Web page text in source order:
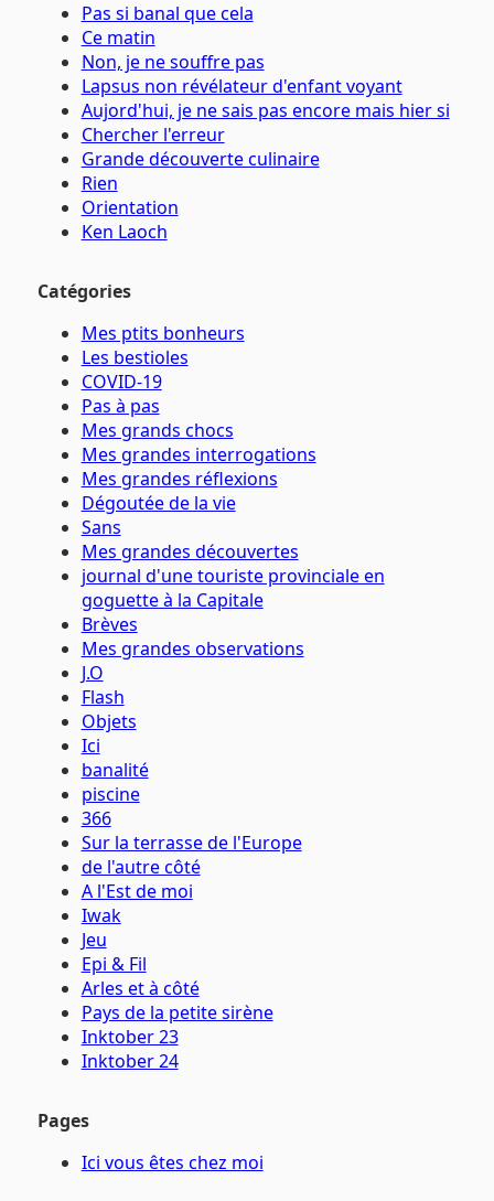
Pas si banal que cela
Ce matin
Non, je ne souffre pas
Lapsus non révélateur d'enfant voyant
Aujord'hui, je ne sais pas encore mais hier si
Chercher l'erreur
Grande découverte culinaire
Rien
Orientation
Ken Laoch
Catégories
Mes ptits bonheurs
Les bestioles
COVID-19
Pas à pas
Mes grands chocs
Mes grandes interrogations
Mes grandes réflexions
Dégoutée de la vie
Sans
Mes grandes découvertes
journal d'une touriste provinciale en
goguette à la Capitale
Brèves
Mes grandes observations
J.O
Flash
Objets
Ici
banalité
piscine
366
Sur la terrasse de l'Europe
de l'autre côté
A l'Est de moi
Iwak
Jeu
Epi & Fil
Arles et à côté
Pays de la petite sirène
Inktober 23
Inktober 24
Pages
Ici vous êtes chez moi